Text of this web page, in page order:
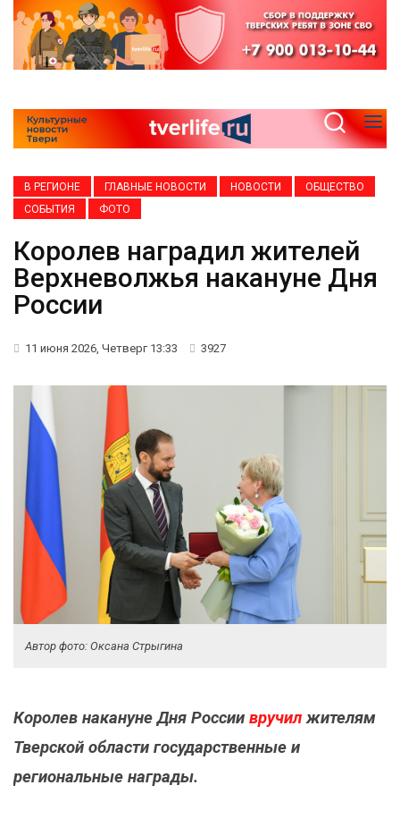
В РЕГИОНЕ ГЛАВНЫЕ НОВОСТИ НОВОСТИ
ОБЩЕСТВО
СОБЫТИЯ
ФОТО
Королев наградил жителей
Верхневолжья накануне Дня
России
11 июня 2026, Четверг 13:33 3927
Автор фото: Оксана Стрыгина
Королев накануне Дня России вручилжителям
Тверской области государственные и
региональные награды.